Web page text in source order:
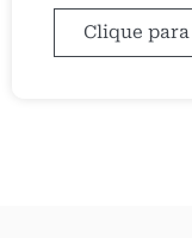
Clique